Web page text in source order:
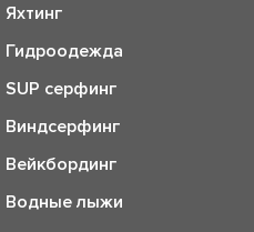
Яхтинг
Гидроодежда
SUP серфинг
Виндсерфинг
Вейкбординг
Водные лыжи